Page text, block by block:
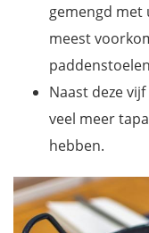
gemengd met
meest
Naast deze
veel meer
hebben.